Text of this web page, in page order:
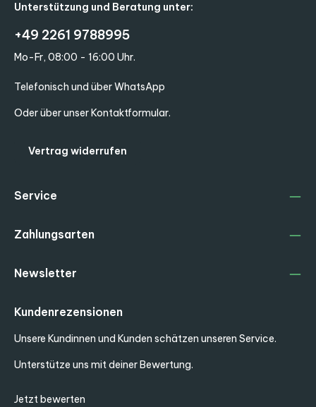
Unterstützung und Beratung unter:
+49 2261 9788995
Mo-Fr, 08:00 - 16:00 Uhr.
Telefonisch und über WhatsApp
Oder über unserKontaktformular.
Vertrag widerrufen
Service
Zahlungsarten
Kundenrezensionen
Unsere Kundinnen und Kunden schätzen unseren Service.
Unterstütze uns mit deiner Bewertung.
Jetzt bewerten
Newsletter